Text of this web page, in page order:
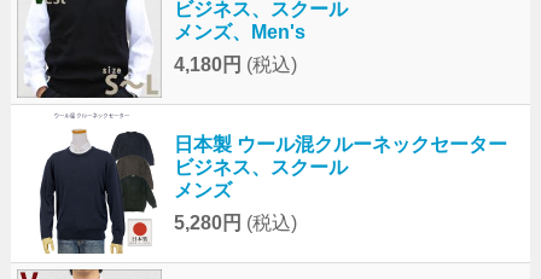
ビジネス、スクール
メンズ、Men's
4,180円 (税込)
日本製 ウール混クルーネックセーター
ビジネス、スクール
メンズ
5,280円 (税込)